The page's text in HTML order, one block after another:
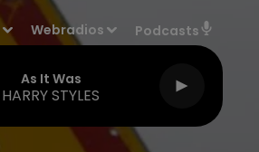
Webradios Podcasts
As It Was
HARRY STYLES